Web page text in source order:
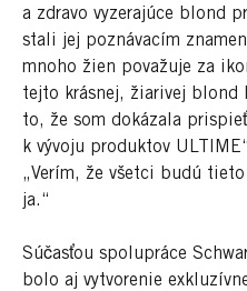
a zdravo vyzerajúce blond
stali jej poznávacím
mnoho žien považuje za
tejto krásnej, žiarivej blond
to, že som dokázala
k vývoju produktov
„Verím, že všetci budú
ja.“
Súčasťou spolupráce
bolo aj vytvorenie